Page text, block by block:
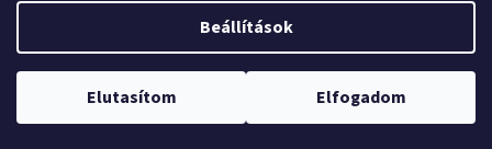
Beállítások
Elutasítom Elfogadom
Webshopunk jelenleg zárva tart. Rendelés leadása lehetséges,
kizárólag utánvétes fizetéssel. A megrendeléseket 2026. január 5–9.
Copyright 2026HeltiShop. Minden jog fenntartva.Süti
beállítások szerkesztése